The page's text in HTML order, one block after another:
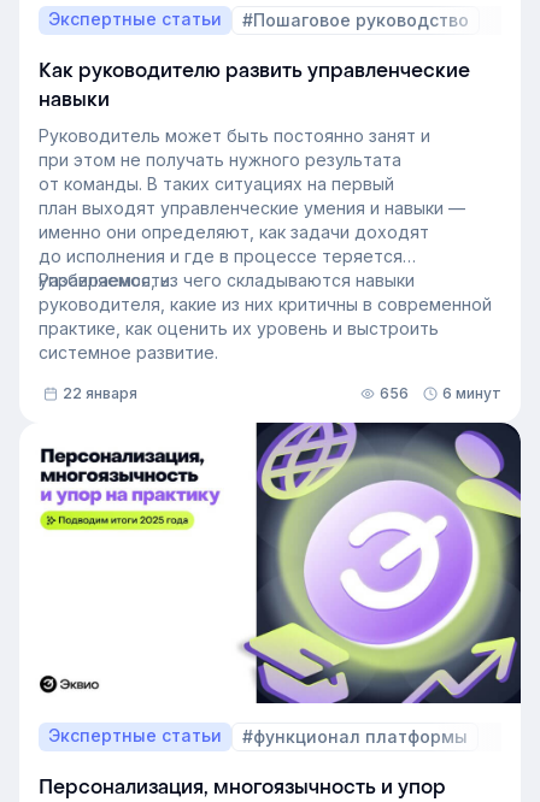
Экспертные статьи #Пошаговое руководство
Как руководителю развить управленческие
навыки
Руководитель может быть постоянно занят и
при этом не получать нужного результата
от команды. В таких ситуациях на первый
план выходят управленческие умения и навыки —
именно они определяют, как задачи доходят
до исполнения и где в процессе теряется
управляемость.
Разбираемся, из чего складываются навыки
руководителя, какие из них критичны в современной
практике, как оценить их уровень и выстроить
системное развитие.
22 января 656 6 минут
Экспертные статьи #функционал платформы
Персонализация, многоязычность и упор